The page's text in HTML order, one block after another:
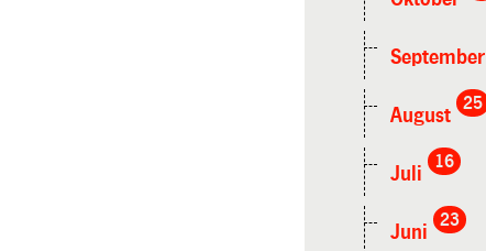
September
August
25
Juli
16
Juni
23